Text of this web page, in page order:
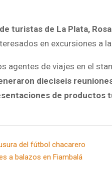
turistas de La Plata,
en excursiones a
agentes de viajes en el
dieciseis
de productos
del fútbol chacarero
a balazos en Fiambalá